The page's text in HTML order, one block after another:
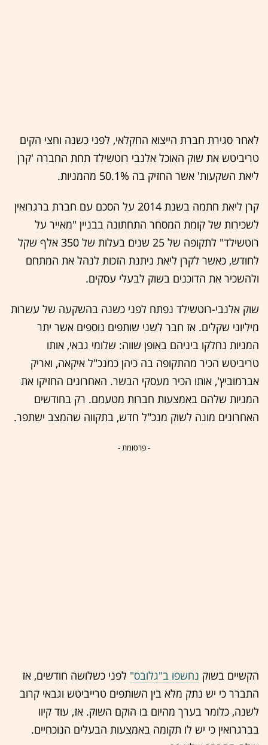
לאחר סגירת חברת הייצוא החקלאי, לפני כשנה וחצי הקים
טריביטש את שוק האוכל אלנבי רוטשילד תחת החברה 'קרן
ליאת השקעות' אשר החזיק בה 50.1% מהמניות.
קרן ליאת חתמה בשנת 2014 על הסכם עם חברת ברגרואין
לשכירות של קומת המסחר התחתונה בבניין "מאייר על
רוטשילד" לתקופה של 25 שנים בעלות של 350 אלף שקל
לחודש, כאשר לקרן ליאת ניתנת הזכות לנהל את המתחם
ולהשכיר את הדוכנים בשוק לבעלי עסקים.
שוק אלנבי-רוטשילד נפתח לפני כשנה בהשקעה של עשרות
מיליוני שקלים. אז חבר לשני שותפים נוספים אשר יתר
המניות נחלקו ביניהם באופן שווה: שלומי גבאי, אותו
טריביטש הכיר מהתקופה בה כיהן כמנכ"ל איקאה, ואריק
אברמוביץ', אותו הכיר מעסקי הבשר. האחרונים החזיקו את
המניות שלהם באמצעות חברות מטעמם. רק בחודשים
האחרונים מונה לשוק מנכ"ל חדש, בתקווה שהמצב ישתפר.
- פרסומת -
הקשיים בשוק נחשפו ב"גלובס" לפני כשלושה חודשים, אז
התברר כי יש נתק מלא בין השותפים טרייביטש וגבאי קרוב
לשנה, כלומר בערך מהיום בו הוקם השוק. אז, עוד קיוו
בברגרואין כי יש לו תקומה באמצעות הבעלים הנוכחיים.